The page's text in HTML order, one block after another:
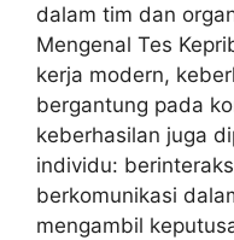
dalam tim dan
Mengenal Tes
kerja modern,
bergantung pada
keberhasilan juga
individu:
berkomunikasi
mengambil